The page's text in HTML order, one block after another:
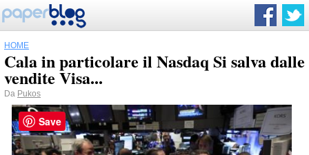
HOME
Cala in particolare il Nasdaq Si salva dalle
vendite Visa...
Da Pukos
Save